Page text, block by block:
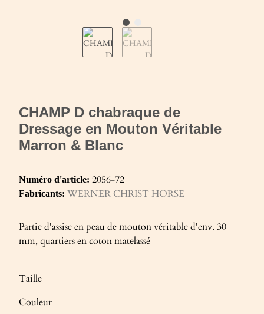
CHAMP D chabraque de
Dressage en Mouton Véritable
Marron & Blanc
Numéro d'article: 2056-72
Fabricants: WERNER CHRIST HORSE
Partie d'assise en peau de mouton véritable d'env. 30
mm, quartiers en coton matelassé
Taille
Couleur